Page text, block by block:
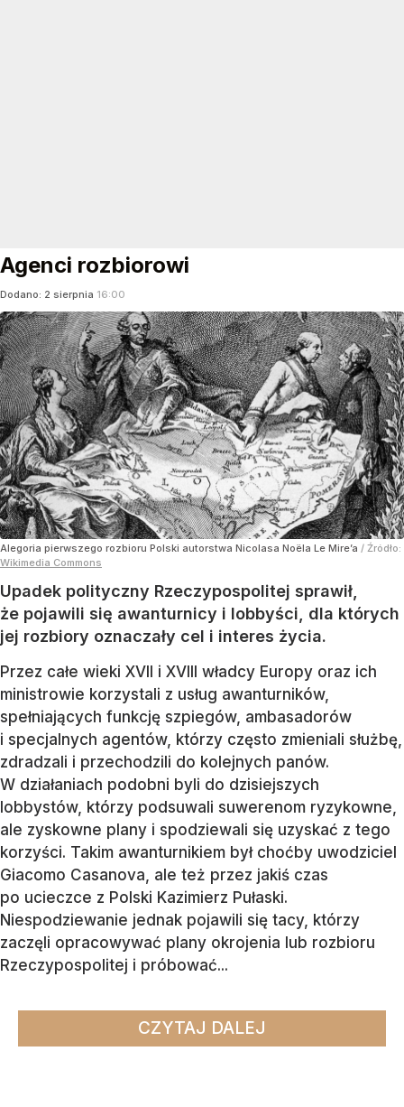
Agenci rozbiorowi
Dodano: 2 sierpnia 16:00
Alegoria pierwszego rozbioru Polski autorstwa Nicolasa Noëla Le Mire’a / Źródło:
Wikimedia Commons
Upadek polityczny Rzeczypospolitej sprawił,
że pojawili się awanturnicy i lobbyści, dla których
jej rozbiory oznaczały cel i interes życia.
Przez całe wieki XVII i XVIII władcy Europy oraz ich
ministrowie korzystali z usług awanturników,
spełniających funkcję szpiegów, ambasadorów
i specjalnych agentów, którzy często zmieniali służbę,
zdradzali i przechodzili do kolejnych panów.
W działaniach podobni byli do dzisiejszych
lobbystów, którzy podsuwali suwerenom ryzykowne,
ale zyskowne plany i spodziewali się uzyskać z tego
korzyści. Takim awanturnikiem był choćby uwodziciel
Giacomo Casanova, ale też przez jakiś czas
po ucieczce z Polski Kazimierz Pułaski.
Niespodziewanie jednak pojawili się tacy, którzy
zaczęli opracowywać plany okrojenia lub rozbioru
Rzeczypospolitej i próbować...
CZYTAJ DALEJ